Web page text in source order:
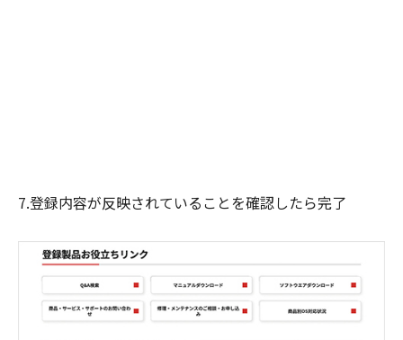
7.登録内容が反映されていることを確認したら完了